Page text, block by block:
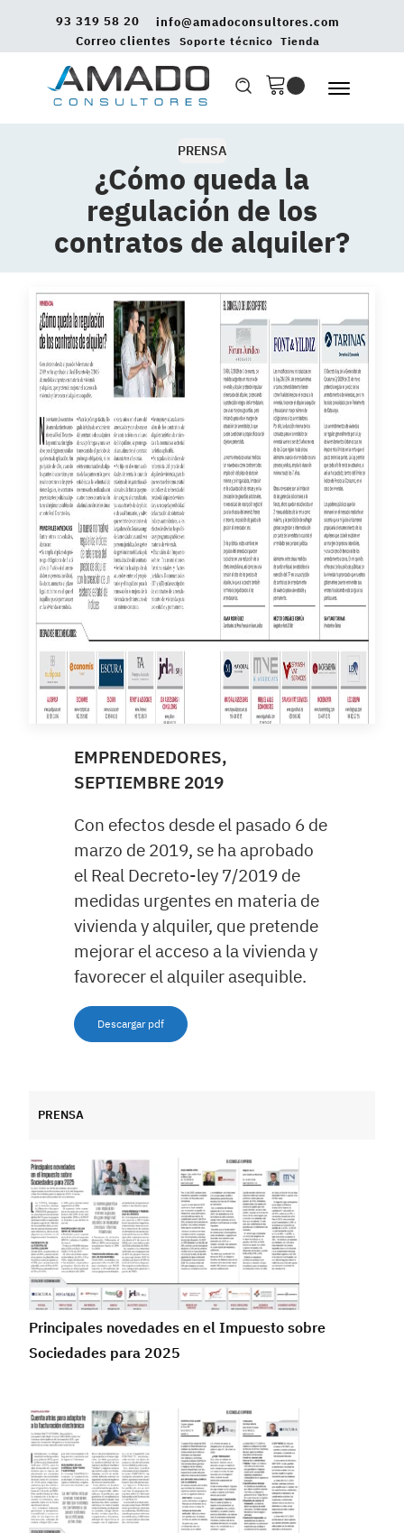
93 319 58 20
info@amadoconsultores.com
Correo clientes
Soporte técnico Tienda
PRENSA
¿Cómo queda la
regulación de los
contratos de alquiler?
EMPRENDEDORES,
SEPTIEMBRE 2019
Con efectos desde el pasado 6 de
marzo de 2019, se ha aprobado
el Real Decreto-ley 7/2019 de
medidas urgentes en materia de
vivienda y alquiler, que pretende
mejorar el acceso a la vivienda y
favorecer el alquiler asequible.
Descargar pdf
PRENSA
Principales novedades en el Impuesto sobre
Sociedades para 2025